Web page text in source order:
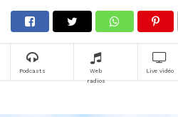
Podcasts
Web
radios
Live vidéo